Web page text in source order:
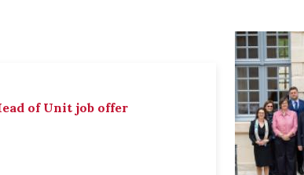
of Unit job offer